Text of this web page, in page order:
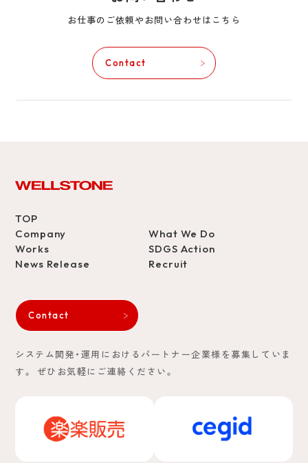
お仕事のご依頼やお問い合わせはこちら
Contact
TOP
Company
What We Do
Works
SDGS Action
News Release
Recruit
Contact
システム開発・運用におけるパートナー企業様を募集していま
す。
ぜひお気軽にご連絡ください。